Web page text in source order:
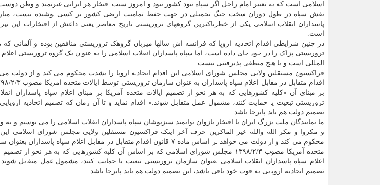
اسلامی است که به تعبیر امام راحل اگر سپاه نبود کشور نبود و امروز سبب افتخار هر ایرانی غیرتمند و وطن
نقش سپاه در طول دوران سخت جنگ تحمیلی در جهت حفظ تمامیت ارضی کشور بر کسی پوشیده نیست،
پاسداران انقلاب اسلامی یکی از خطرناکترین گروههای تروریستی تاریخ معاصر یعنی داعش از افتخارات این
است.
در چنین شرایطی اقدام اتحادیه اروپا که فرانسه اش سالها میزبان گروهک تروریستی منافقین بوده و آلمانی
تروریستی پژاک را در خود جای داده است، اما سپاه پاسداران انقلاب اسلامی را به عنوان یک گروه تروریستی
المللی است و با هیچ منطقی پذیرفتنی نیست.
فراکسیون مستقلین ولایی مجلس شورای اسلامی این اقدام اتحادیه اروپا را بشدت محکوم می کند و از دولت می
بر مبنای آن «کلیه کشورهایی که به هر نحو از تصمیم ایالات متحده آمریکا بر مبنای اعلام سپاه پاسداران
تروریستی تبعیت یا حمایت کنند، مشمول عمل متقابل شوند.» اقدام نماید و تا آن زمان که تصمیم اتحادیه
تصمیم دولت هم باید پابرجا باشد.
ما نمایندگان ملت بزرگ ایران با افتخار بازوان توانمند سبزپوشان سپاه پاسداران انقلاب اسلامی را می بوسیم و به
و مکروا و مکر الله والله خیر الماکرین حرف آخر اینکه فراکسیون مستقلین ولایی مجلس شورای اسلامی این
محکوم می کند و از دولت می خواهد بر اساس ماده ۷ قانون اقدام متقابل در مقابل اعلام سپاه
متحده آمریکا مصوب ۱۳۹۸/۲/۳ مجلس شورای اسلامی که بر اساس آن کلیه کشورهایی که به هر نحو از
اعلام سپاه پاسداران انقلاب اسلامی بعنوان سازمان تروریستی تبعیت یا حمایت کنند، مشمول عمل متقابل
تصمیم اتحادیه اروپایی به قوت خود باقی باشد، این تصمیم دولت هم باید پابرجا باشد.